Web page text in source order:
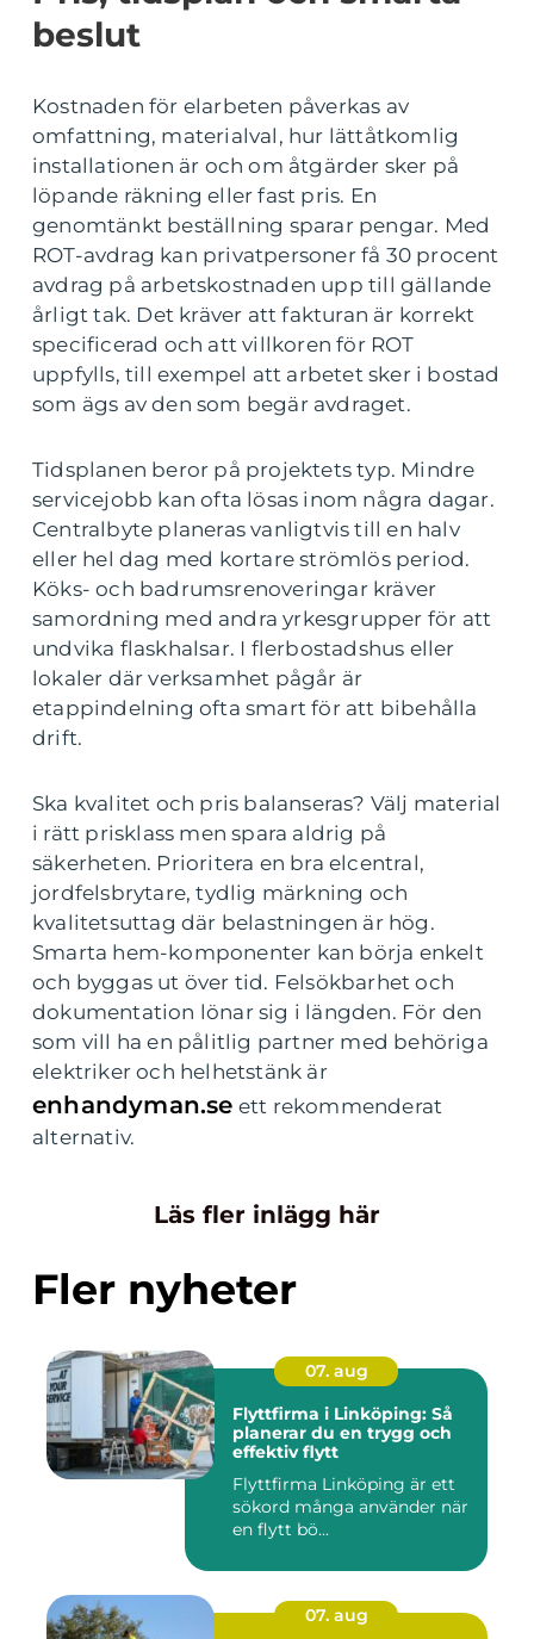
beslut
Kostnaden för elarbeten påverkas av
omfattning, materialval, hur lättåtkomlig
installationen är och om åtgärder sker på
löpande räkning eller fast pris. En
genomtänkt beställning sparar pengar. Med
ROT-avdrag kan privatpersoner få 30 procent
avdrag på arbetskostnaden upp till gällande
årligt tak. Det kräver att fakturan är korrekt
specificerad och att villkoren för ROT
uppfylls, till exempel att arbetet sker i bostad
som ägs av den som begär avdraget.
Tidsplanen beror på projektets typ. Mindre
servicejobb kan ofta lösas inom några dagar.
Centralbyte planeras vanligtvis till en halv
eller hel dag med kortare strömlös period.
Köks- och badrumsrenoveringar kräver
samordning med andra yrkesgrupper för att
undvika flaskhalsar. I flerbostadshus eller
lokaler där verksamhet pågår är
etappindelning ofta smart för att bibehålla
drift.
Ska kvalitet och pris balanseras? Välj material
i rätt prisklass men spara aldrig på
säkerheten. Prioritera en bra elcentral,
jordfelsbrytare, tydlig märkning och
kvalitetsuttag där belastningen är hög.
Smarta hem-komponenter kan börja enkelt
och byggas ut över tid. Felsökbarhet och
dokumentation lönar sig i längden. För den
som vill ha en pålitlig partner med behöriga
elektriker och helhetstänk är
enhandyman.se ett rekommenderat
alternativ.
Läs fler inlägg här
Fler nyheter
07. aug
Flyttfirma i Linköping: Så
planerar du en trygg och
effektiv flytt
Flyttfirma Linköping är ett
sökord många använder när
en flytt bö...
07. aug